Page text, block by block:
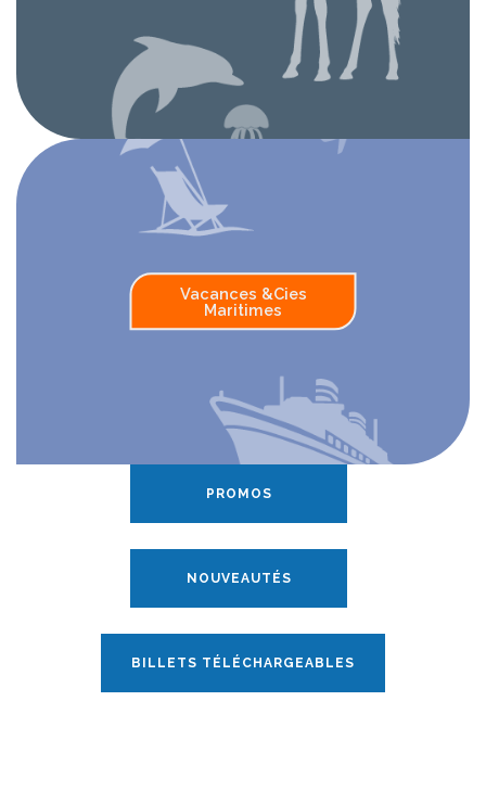
Vacances &Cies
Maritimes
PROMOS
NOUVEAUTÉS
BILLETS TÉLÉCHARGEABLES